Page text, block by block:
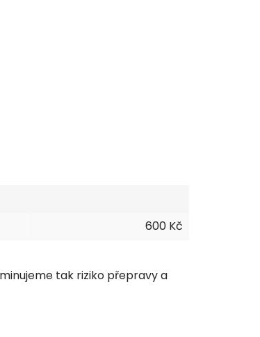
600 Kč
tak riziko přepravy a